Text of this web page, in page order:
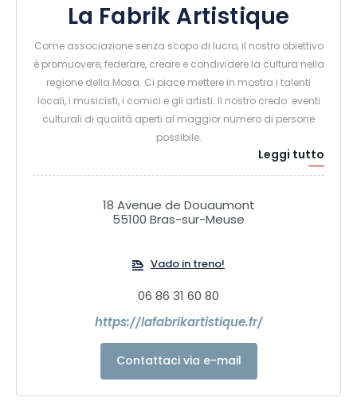
La Fabrik Artistique
Come associazione senza scopo di lucro, il nostro obiettivo
è promuovere, federare, creare e condividere la cultura nella
regione della Mosa. Ci piace mettere in mostra i talenti
locali, i musicisti, i comici e gli artisti. Il nostro credo: eventi
culturali di qualità aperti al maggior numero di persone
possibile.
Leggi tutto
18 Avenue de Douaumont
55100 Bras-sur-Meuse
Vado in treno!
06 86 31 60 80
https://lafabrikartistique.fr/
Contattaci via e-mail